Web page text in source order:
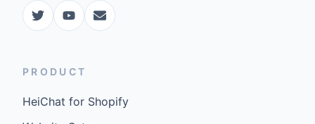
PRODUCT
HeiChat for Shopify